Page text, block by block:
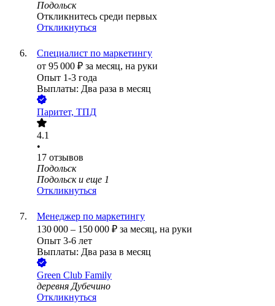
Подольск
Откликнитесь среди первых
Откликнуться
Специалист по маркетингу
от 95 000 ₽ за месяц, на руки
Опыт 1-3 года
Выплаты: Два раза в месяц
Паритет, ТПД
4.1
•
17 отзывов
Подольск
Подольск и еще 1
Откликнуться
Менеджер по маркетингу
130 000 – 150 000 ₽ за месяц, на руки
Опыт 3-6 лет
Выплаты: Два раза в месяц
Green Club Family
деревня Дубечино
Откликнуться